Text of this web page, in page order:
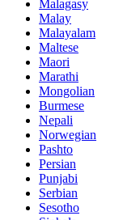
Malagasy
Malay
Malayalam
Maltese
Maori
Marathi
Mongolian
Burmese
Nepali
Norwegian
Pashto
Persian
Punjabi
Serbian
Sesotho